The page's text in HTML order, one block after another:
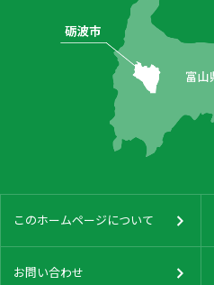
このホームページについて
お問い合わせ